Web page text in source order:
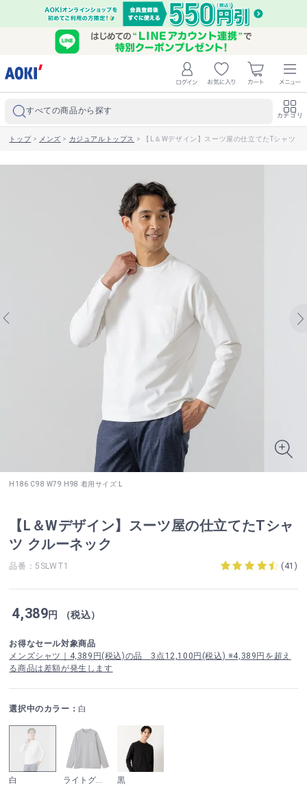
すべての商品から探す カテゴリ
トップ> メンズ > カジュアルトップス > 【L＆Wデザイン】スーツ屋の仕立てたTシャツ ク
H186 C98 W79 H98 着用サイズ:L
【L＆Wデザイン】スーツ屋の仕立てたTシャ
ツ クルーネック
品番：5SLWT1 (41 )
4,389円 （税込）
お得なセール対象商品
メンズシャツ｜4,389円(税込)の品 3点12,100円(税込) ※4,389円を超え
る商品は差額が発生します
選択中のカラー： 白
白 ライトグレー 黒